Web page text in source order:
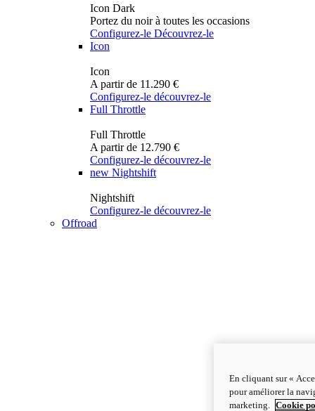
Icon Dark
Portez du noir à toutes les occasions
Configurez-le Découvrez-le
Icon
Icon
A partir de 11.290 €
Configurez-le découvrez-le
Full Throttle
Full Throttle
A partir de 12.790 €
Configurez-le découvrez-le
new Nightshift
Nightshift
Configurez-le découvrez-le
Offroad
En cliquant sur «
pour améliorer la
marketing.
Cookie